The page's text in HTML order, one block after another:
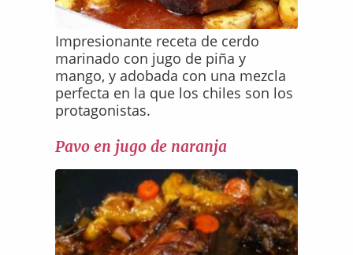
Impresionante receta de cerdo
marinado con jugo de piña y
mango, y adobada con una mezcla
perfecta en la que los chiles son los
protagonistas.
Pavo en jugo de naranja